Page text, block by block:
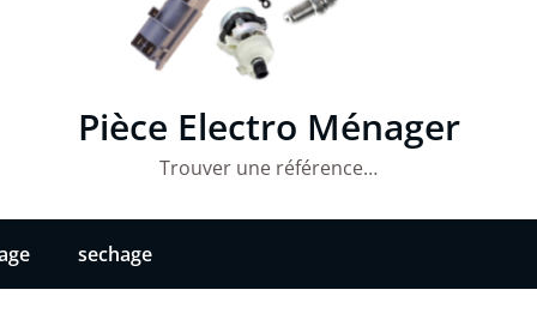
Pièce Electro Ménager
Trouver une référence…
sechage